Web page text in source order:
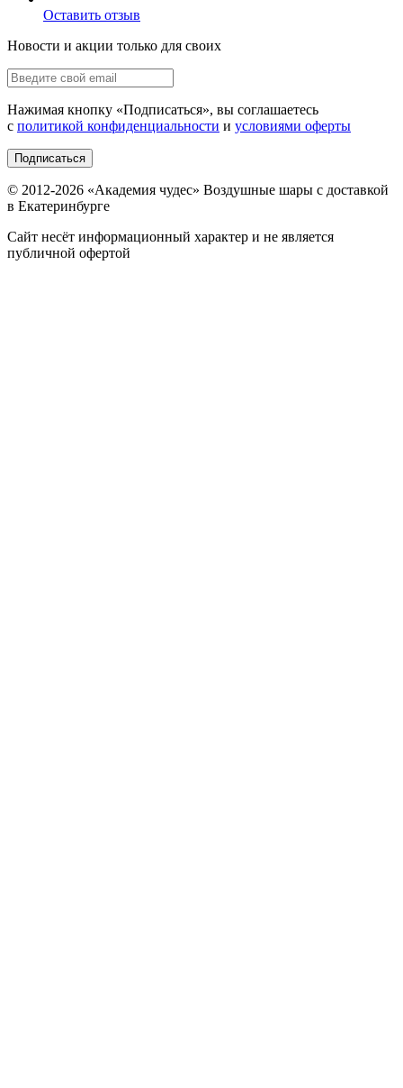
Оставить отзыв
Новости и акции только для своих
Нажимая кнопку «Подписаться», вы соглашаетесь
с политикой конфиденциальности и условиями оферты
Подписаться
© 2012-2026 «Академия чудес» Воздушные шары с доставкой
в Екатеринбурге
Сайт несёт информационный характер и не является
публичной офертой